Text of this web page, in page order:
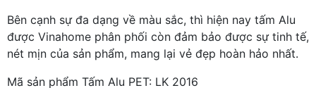
Bên cạnh sự đa dạng về màu sắc, thì hiện nay tấm Alu
được Vinahome phân phối còn đảm bảo được sự tinh tế,
nét mịn của sản phẩm, mang lại vẻ đẹp hoàn hảo nhất.
Mã sản phẩm Tấm Alu PET: LK 2016